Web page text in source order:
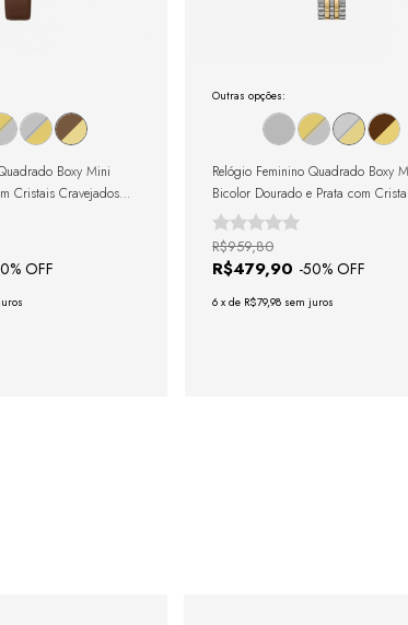
Boxy Mini
Cristais Cravejados
Pulseira de Couro
% OFF
Outras opções:
Relógio Feminino Quadrado Boxy
Bicolor Dourado e Prata com
Cravejados
R$479,90 -50% OFF
R$959,80
6 x de R$79,98 sem juros